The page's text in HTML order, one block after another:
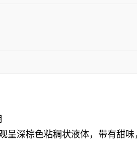
呈深棕色粘稠状液体，带有甜